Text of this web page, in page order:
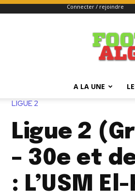
Connecter / rejoindre
A LA UNE
LIGUE 2
Ligue 2
– 30e et
: L’USM